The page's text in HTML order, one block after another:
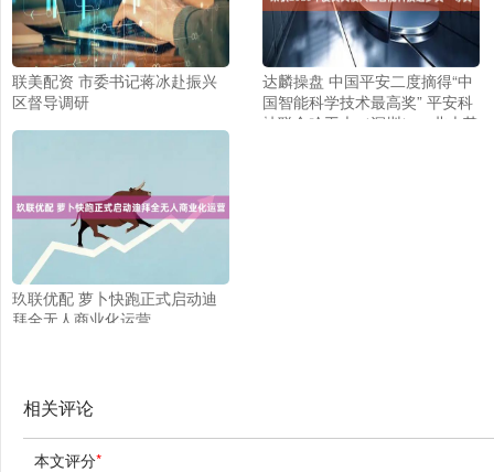
联美配资 市委书记蒋冰赴振兴
区督导调研
达麟操盘 中国平安二度摘得“中
国智能科学技术最高奖” 平安科
技联合哈工大（深圳）、北大荣
玖联优配 萝卜快跑正式启动迪
拜全无人商业化运营
相关评论
本文评分*